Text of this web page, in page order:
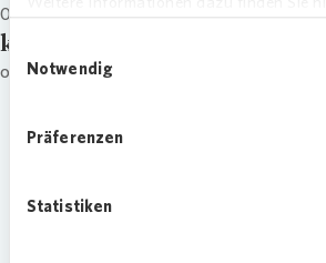
Notwendig
Präferenzen
Statistiken
09.04.25
kategorie
other